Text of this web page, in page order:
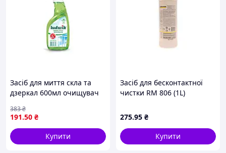
Засіб для миття скла та
дзеркал 600мл очищувач
глянцевих поверхонь з
ароматом зеленого яблука
191.50 ₴
383₴
Купити
Засіб для бесконтактної
чистки RM 806 (1L)
275.95 ₴
Купити